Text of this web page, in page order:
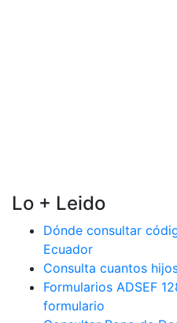
Lo + Leido
Dónde consultar
Ecuador
Consulta cuantos
Formularios ADSEF
formulario